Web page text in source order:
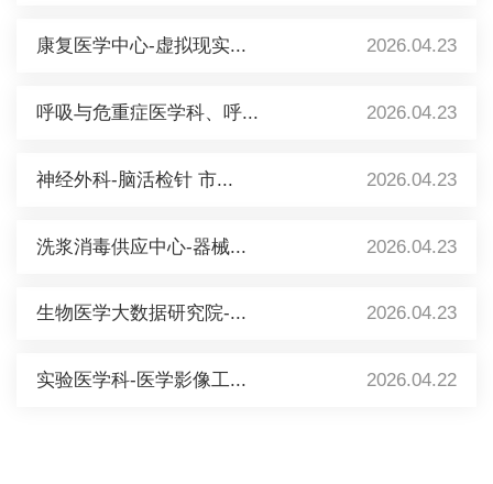
康复医学中心-虚拟现实... 2026.04.23
呼吸与危重症医学科、呼... 2026.04.23
神经外科-脑活检针 市... 2026.04.23
洗浆消毒供应中心-器械... 2026.04.23
生物医学大数据研究院-... 2026.04.23
实验医学科-医学影像工... 2026.04.22